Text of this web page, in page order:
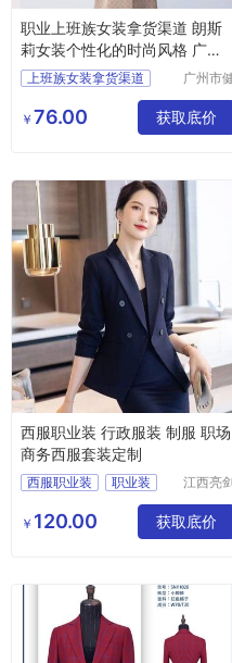
职业上班族女装拿货渠道 朗斯
莉女装个性化的时尚风格 广州
服装市场
上班族女装拿货渠道
女装个性化的时尚风格
广州服装市场
广州市
限公司
￥ 76.00 获取底价
西服职业装 行政服装 制服 职场
商务西服套装定制
西服职业装
职业装
制服
江西亮
公司
￥ 120.00 获取底价